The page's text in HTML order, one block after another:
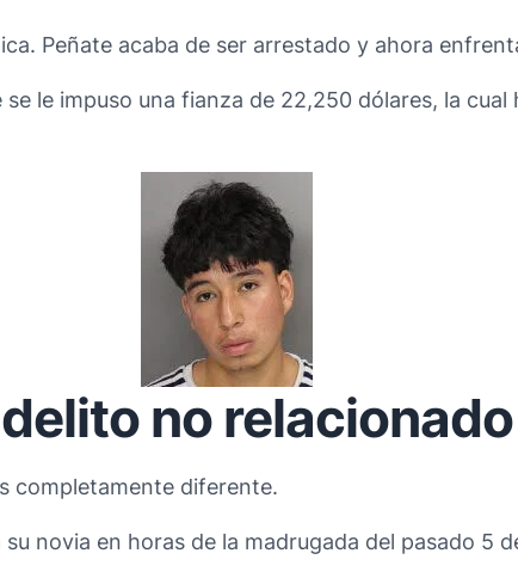
Peñate acaba de ser arrestado y ahora
le impuso una fianza de 22,250 dólares, la
no relacionado
completamente diferente.
novia en horas de la madrugada del pasado 5